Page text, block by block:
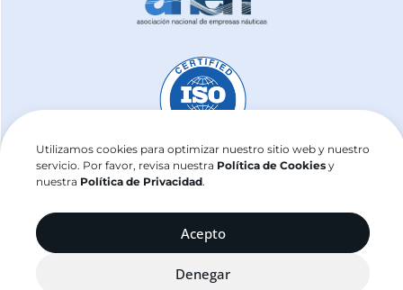
Utilizamos cookies para optimizar nuestro sitio web y nuestro
servicio. Por favor, revisa nuestra Política de Cookies y
nuestra Política de Privacidad.
Acepto
Denegar